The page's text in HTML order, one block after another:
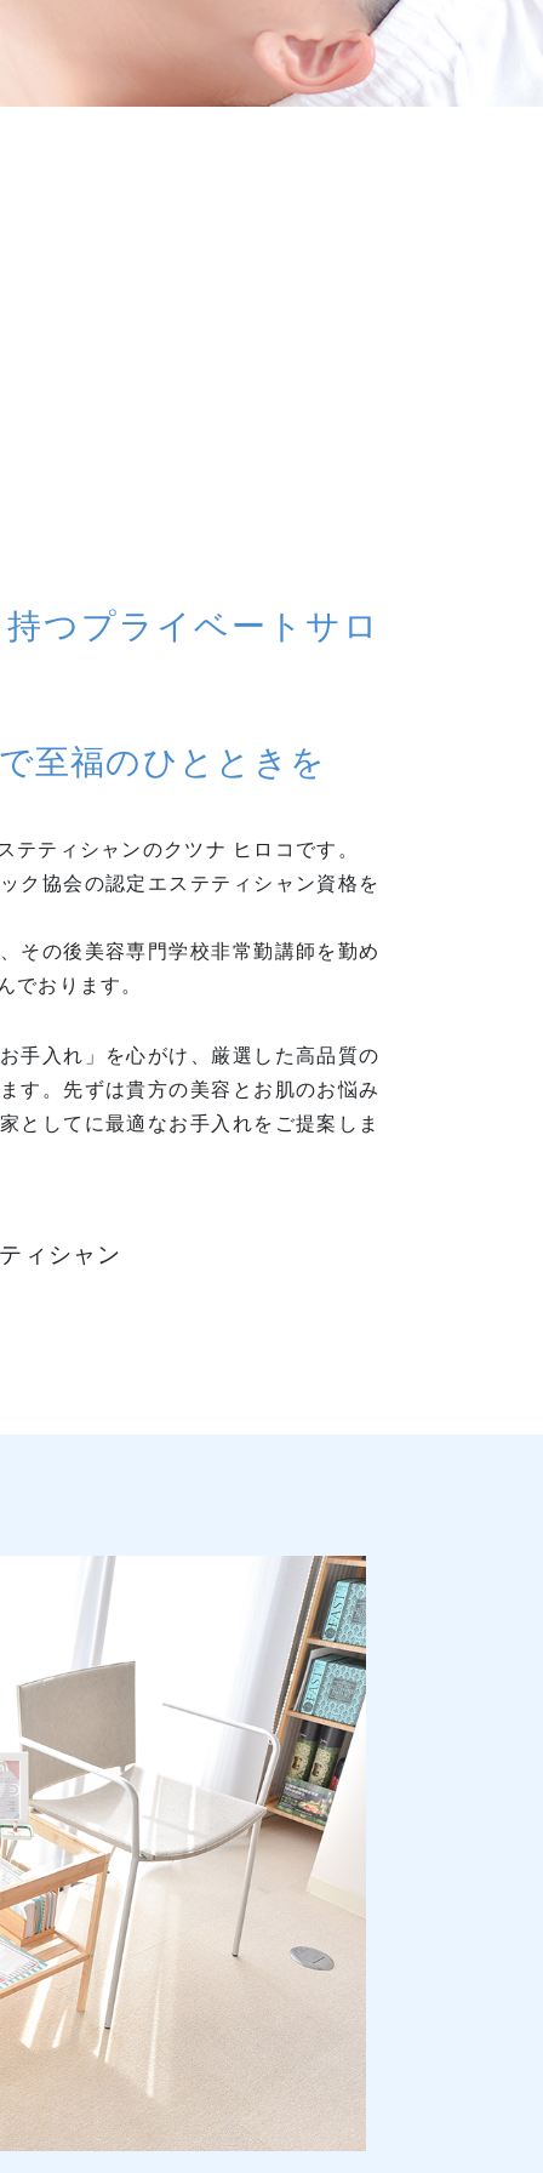
つプライベートサロ
至福のひとときを
テティシャンのクツナ ヒロコです。
ク協会の認定エステティシャン資格を
その後美容専門学校非常勤講師を勤め
でおります。
手入れ」を心がけ、厳選した高品質の
す。先ずは貴方の美容とお肌のお悩み
としてに最適なお手入れをご提案しま
ィシャン